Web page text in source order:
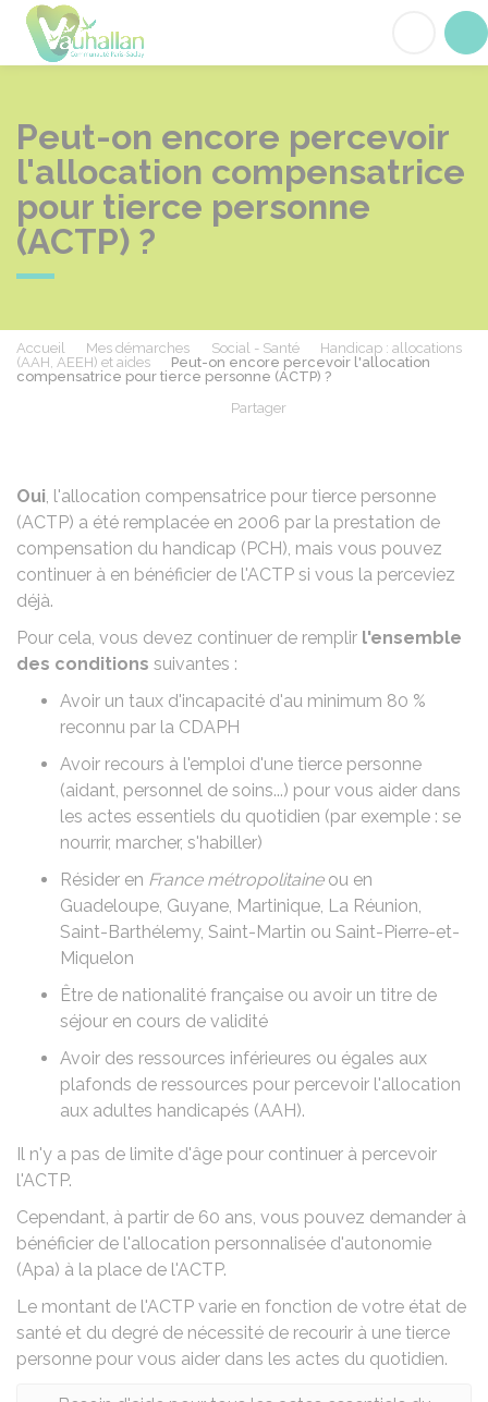
Peut-on encore percevoir
l'allocation compensatrice
pour tierce personne
(ACTP) ?
Accueil Mes démarches Social - Santé
Handicap : allocations
(AAH, AEEH) et aides
Peut-on encore percevoir l'allocation
compensatrice pour tierce personne (ACTP) ?
Partager
Oui, l'allocation compensatrice pour tierce personne
(ACTP) a été remplacée en 2006 par la prestation de
compensation du handicap (PCH), mais vous pouvez
continuer à en bénéficier de l'ACTP si vous la perceviez
déjà.
Pour cela, vous devez continuer de remplir l'ensemble
des conditions suivantes :
Avoir un taux d'incapacité d'au minimum 80 %
reconnu par la CDAPH
Avoir recours à l'emploi d'une tierce personne
(aidant, personnel de soins...) pour vous aider dans
les actes essentiels du quotidien (par exemple : se
nourrir, marcher, s'habiller)
Résider en France métropolitaineou en
Guadeloupe, Guyane, Martinique, La Réunion,
Saint-Barthélemy, Saint-Martin ou Saint-Pierre-et-
Miquelon
Être de nationalité française ou avoir un titre de
séjour en cours de validité
Avoir des ressources inférieures ou égales aux
plafonds de ressources pour percevoir l'allocation
aux adultes handicapés (AAH).
Il n'y a pas de limite d'âge pour continuer à percevoir
l'ACTP.
Cependant, à partir de 60 ans, vous pouvez demander à
bénéficier de l'allocation personnalisée d'autonomie
(Apa) à la place de l'ACTP.
Le montant de l'ACTP varie en fonction de votre état de
santé et du degré de nécessité de recourir à une tierce
personne pour vous aider dans les actes du quotidien.